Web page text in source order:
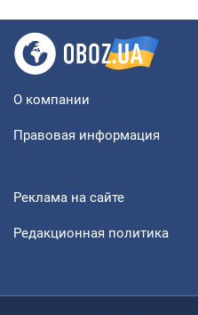
О компании
Правовая информация
Реклама на сайте
Редакционная политика